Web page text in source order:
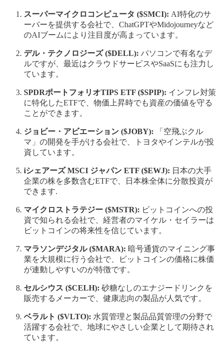
スーパーマイクロコンピュータ ($SMCI): AI特化のサ
ーバーを提供する会社で、ChatGPTやMidojourneyなど
のAIブームにより注目度が高まっています。
デル・テクノロジーズ ($DELL): パソコンで有名なデ
ルですが、最近はクラウドサービスやSaaSにも注力し
ています。
SPDRポートフォリオTIPS ETF ($SPIP): インフレ対策
に特化したETFで、物価上昇時でも資産の価値を守る
ことができます。
ジョビー・アビエーション ($JOBY): 「空飛ぶクル
マ」の開発を手がける会社で、トヨタやインテルが投
資しています。
iシェアーズ MSCI ジャパン ETF ($EWJ): 日本の大手
企業の株を多数含むETFで、日本株全体に分散投資が
できます.
マイクロストラテジー ($MSTR): ビットコインへの投
資で知られる会社で、経営者のマイケル・セイラーは
ビットコインの将来性を信じています。
マラソンデジタル ($MARA): 暗号通貨のマイニング事
業を大規模に行う会社で、ビットコインの価格に株価
が連動しやすいのが特徴です。
セルシウス ($CELH): 砂糖なしのエナジードリンクを
販売するメーカーで、健康志向の製品が人気です。
ベラルト ($VLTO): 水質管理と製品品質管理の分野で
活躍する会社で、地球にやさしい企業として期待され
ています。